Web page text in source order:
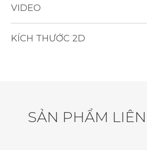
6mm, khung nhôm, đệm dày
nước (250g), có bo viền.
Sản Phẩm Bao Gồm: 2 Ghế sofa
VIDEO
KÍCH THƯỚC 2D
SẢN PHẨM LIÊN